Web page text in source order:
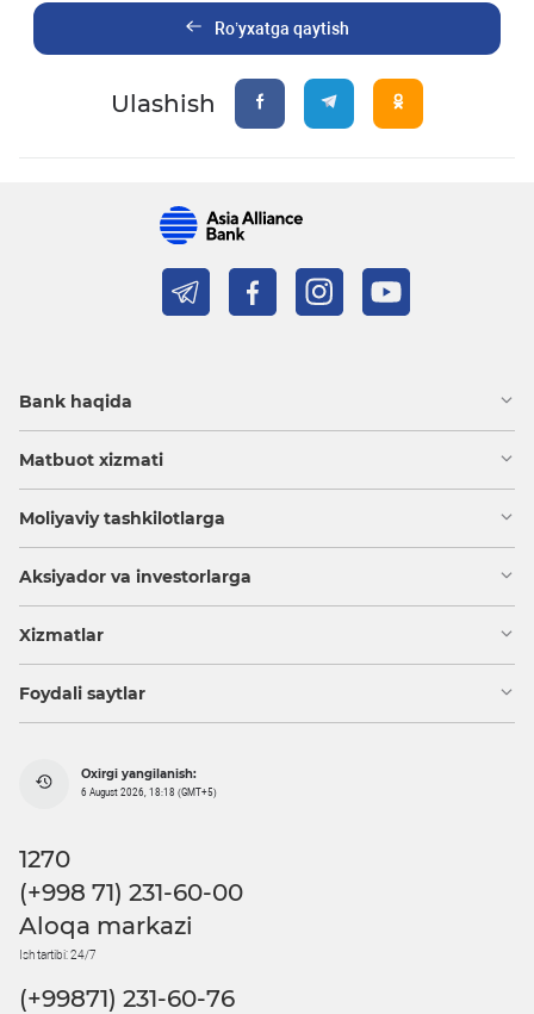
Ro’yxatga qaytish
Ulashish
Bank haqida
Matbuot xizmati
Moliyaviy tashkilotlarga
Aksiyador va investorlarga
Xizmatlar
Foydali saytlar
Oxirgi yangilanish:
6 August 2026, 18:18 (GMT+5)
1270
(+998 71) 231-60-00
Aloqa markazi
Ish tartibi: 24/7
(+99871) 231-60-76